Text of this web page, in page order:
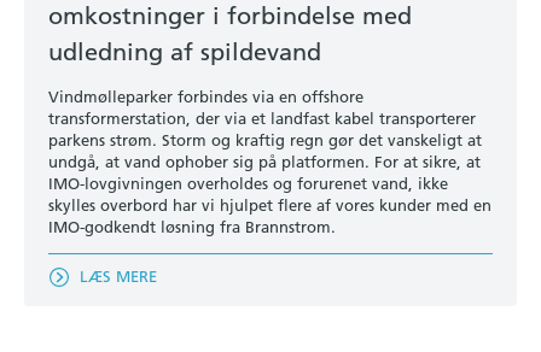
omkostninger i forbindelse med
udledning af spildevand
Vindmølleparker forbindes via en offshore
transformerstation, der via et landfast kabel transporterer
parkens strøm. Storm og kraftig regn gør det vanskeligt at
undgå, at vand ophober sig på platformen. For at sikre, at
IMO-lovgivningen overholdes og forurenet vand, ikke
skylles overbord har vi hjulpet flere af vores kunder med en
IMO-godkendt løsning fra Brannstrom.
LÆS MERE